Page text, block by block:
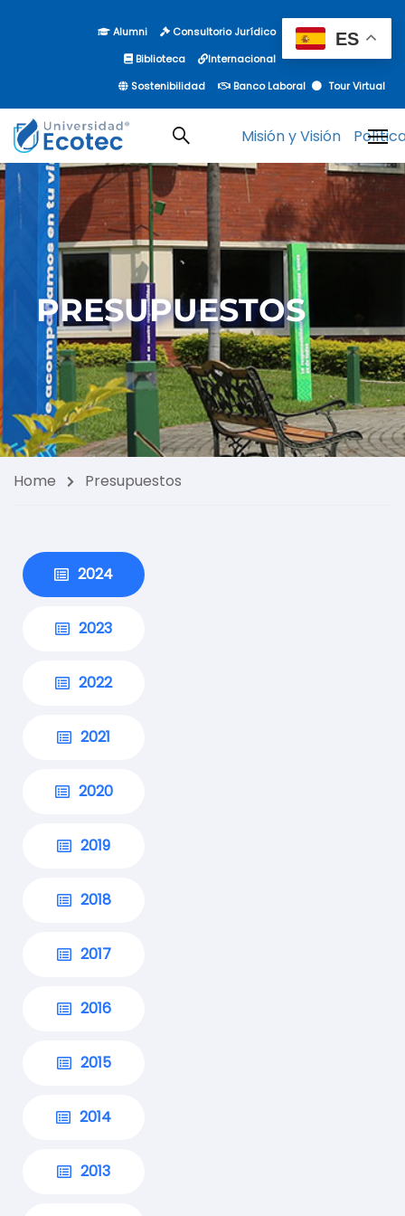
ES
Consultorio Jurídico
Alumni
Internacional
Biblioteca
Tour Virtual
Banco Laboral
Sostenibilidad
Misión y Visión
PRESUPUESTOS
Home Presupuestos
2024
2023
2022
2021
2020
2019
2018
2017
2016
2015
2014
2013